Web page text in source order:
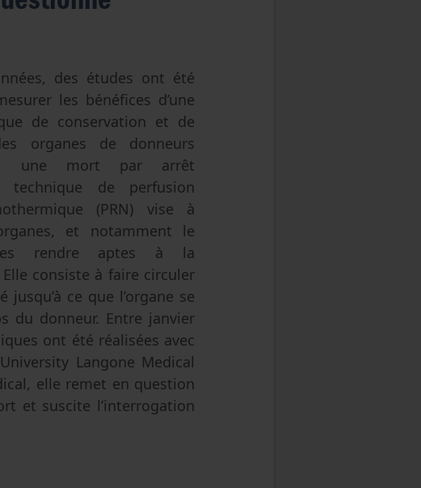
des études ont été
les bénéfices d’une
de conservation et de
organes de donneurs
une mort par arrêt
technique de perfusion
(PRN) vise à
et notamment le
rendre aptes à la
consiste à faire circuler
jusqu’à ce que l’organe se
du donneur. Entre janvier
ont été réalisées avec
Langone Medical
elle remet en question
et suscite l’interrogation